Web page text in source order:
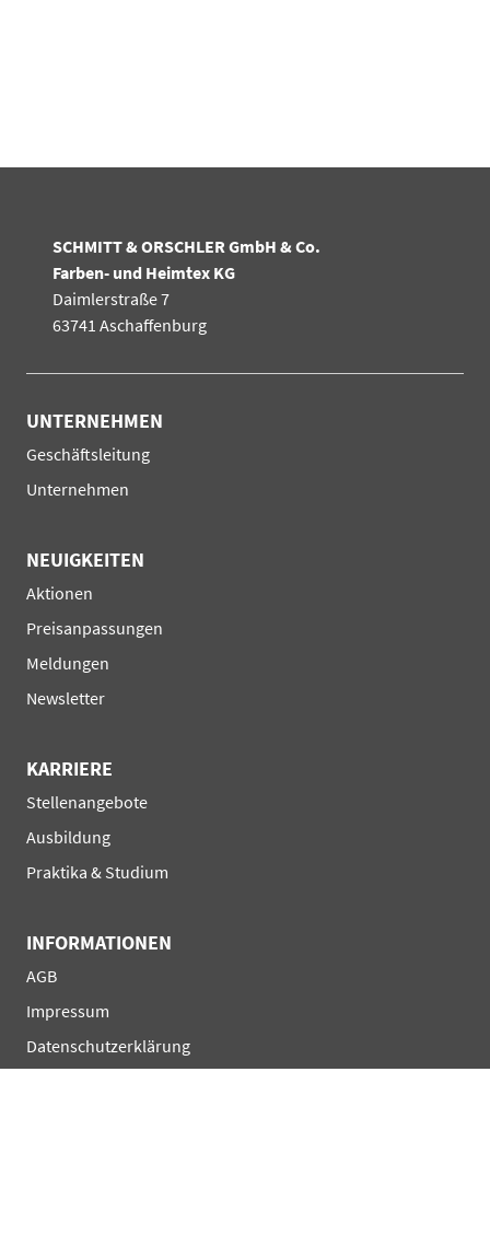
SCHMITT & ORSCHLER GmbH & Co.
Farben- und Heimtex KG
Daimlerstraße 7
63741 Aschaffenburg
UNTERNEHMEN
Navigation
überspringen
Geschäftsleitung
Unternehmen
NEUIGKEITEN
Navigation
überspringen
Aktionen
Preisanpassungen
Meldungen
Newsletter
KARRIERE
Navigation
überspringen
Stellenangebote
Ausbildung
Praktika & Studium
INFORMATIONEN
Navigation
überspringen
AGB
Impressum
Datenschutzerklärung